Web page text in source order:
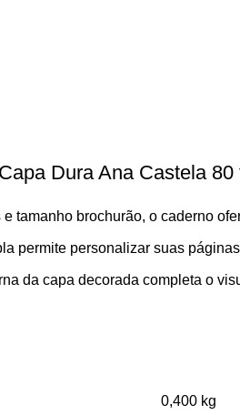
Dura Ana Castela 80
tamanho brochurão, o caderno
permite personalizar suas
da capa decorada completa o
0,400 kg